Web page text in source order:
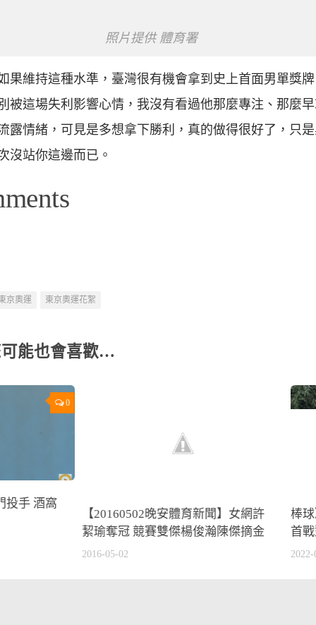
照片提供 體育署
果維持這種水準，臺灣很有機會拿到史上首面男單獎
被這場失利影響心情，我沒有看過他那麼專注、那麼
露情緒，可見是多想拿下勝利，真的做得很好了，只
沒站你這邊而已。
京奧運 東京奧運花絮
能也會喜歡…
【20160502晚安體育新聞】女網許
絜瑜奪冠 競賽雙傑楊俊瀚陳傑摘金
2016-05-02
棒
首
0
投手 酒窩